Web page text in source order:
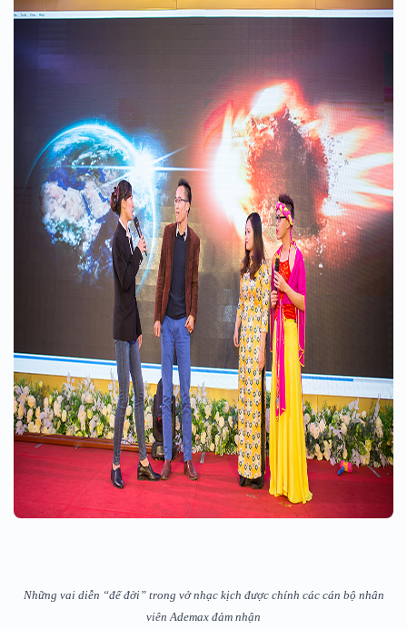
Những vai diễn “để đời” trong vở nhạc kịch được chính các cán bộ nhân
viên Ademax đảm nhận